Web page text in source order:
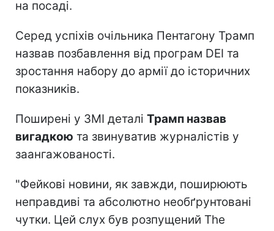
на посаді.
Серед успіхів очільника Пентагону Трамп
назвав позбавлення від програм DEI та
зростання набору до армії до історичних
показників.
Поширені у ЗМІ деталі Трамп назвав
вигадкою та звинуватив журналістів у
заангажованості.
"Фейкові новини, як завжди, поширюють
неправдиві та абсолютно необґрунтовані
чутки. Цей слух був розпущений The